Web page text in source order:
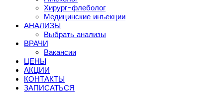
Хирург-флеболог
Медицинские инъекции
АНАЛИЗЫ
Выбрать анализы
ВРАЧИ
Вакансии
ЦЕНЫ
АКЦИИ
КОНТАКТЫ
ЗАПИСАТЬСЯ